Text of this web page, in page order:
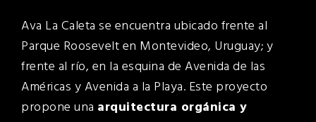
Ava La Caleta se encuentra ubicado frente al
Parque Roosevelt en Montevideo, Uruguay; y
frente al río, en la esquina de Avenida de las
Américas y Avenida a la Playa. Este proyecto
propone una arquitectura orgánica y